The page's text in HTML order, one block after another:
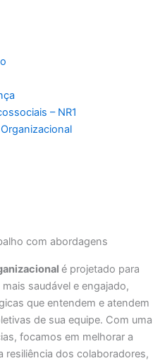
– NR1
com abordagens
é projetado para
saudável e engajado,
que entendem e atendem
de sua equipe. Com uma
focamos em melhorar a
resiliência dos colaboradores,